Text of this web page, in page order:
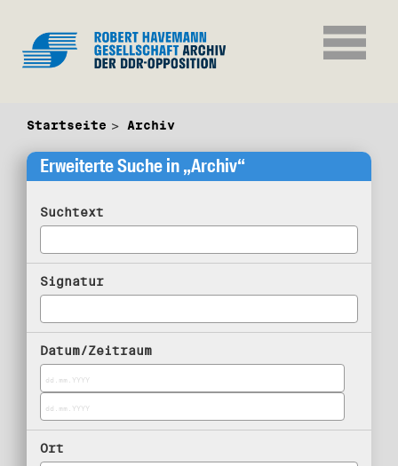
Startseite Archiv
Erweiterte Suche in „Archiv“
Suchtext
Signatur
Datum/Zeitraum
Ort